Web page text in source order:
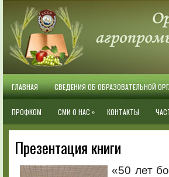
ГЛАВНАЯ СВЕДЕНИЯ ОБ ОБРАЗОВАТЕЛЬНОЙ
ПРОФКОМ СМИ О НАС » КОНТАКТЫ
Презентация книги
«50 лет